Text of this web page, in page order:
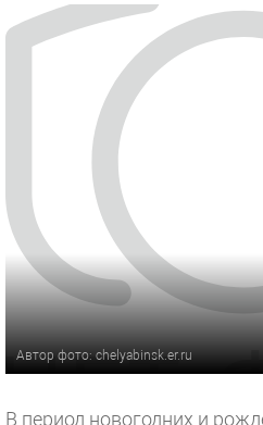
Автор фото: chelyabinsk.er.ru
В период новогодних и